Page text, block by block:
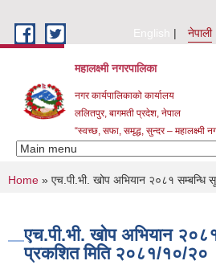
English
नेपाली
महालक्ष्मी नगरपालिका
नगर कार्यपालिकाको कार्यालय
ललितपुर, बागमती प्रदेश, नेपाल
“स्वच्छ, सफा, समृद्ध, सुन्दर – महालक्ष्मी
You are here
Home » एच.पी.भी. खोप अभियान २०८१ सम्बन्धि
एच.पी.भी. खोप अभियान
प्रकशित मिति २०८१/१०/२०